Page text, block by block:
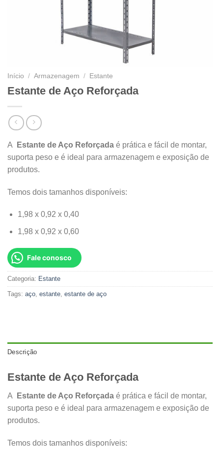
Início / Armazenagem / Estante
Estante de Aço Reforçada
A Estante de Aço Reforçada é prática e fácil de montar,
suporta peso e é ideal para armazenagem e exposição de
produtos.
Temos dois tamanhos disponíveis:
1,98 x 0,92 x 0,40
1,98 x 0,92 x 0,60
Fale conosco
Categoria: Estante
Tags: aço estante estante de aço
Descrição
Estante de Aço Reforçada
A Estante de Aço Reforçada é prática e fácil de montar,
suporta peso e é ideal para armazenagem e exposição de
produtos.
Temos dois tamanhos disponíveis: